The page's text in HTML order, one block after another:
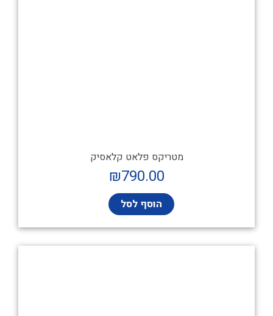
מטריקס פלאט קלאסיק
₪790.00
הוסף לסל